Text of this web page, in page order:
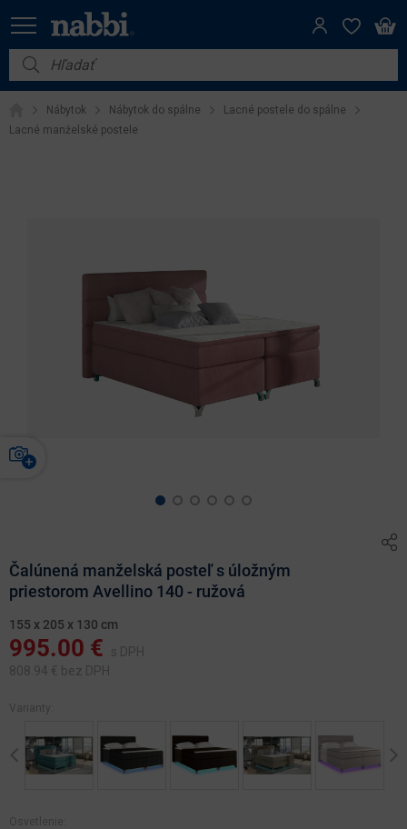
Nábytok
Vybavenie do domácnosti
Nábytok Nábytok do spálne
Lacné postele do spálne
Lacné manželské postele
Čalúnená manželská posteľ s úložným
priestorom Avellino 140 - ružová
155 x 205 x 130 cm
995.00 €
s DPH
808.94 € bez DPH
Varianty:
Previous
osvetlenie: